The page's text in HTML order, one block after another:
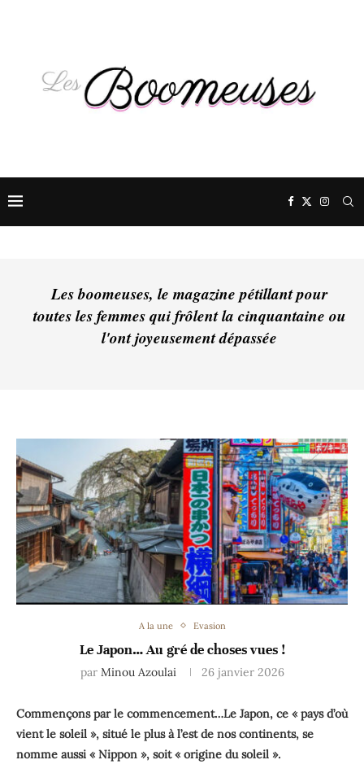
Les boomeuses, le magazine pétillant pour
toutes les femmes qui frôlent la cinquantaine ou
l'ont joyeusement dépassée
A la une Evasion
Le Japon… Au gré de choses vues !
par Minou Azoulai 26 janvier 2026
Commençons par le commencement…Le Japon, ce « pays d’où
vient le soleil », situé le plus à l’est de nos continents, se
nomme aussi « Nippon », soit « origine du soleil ».